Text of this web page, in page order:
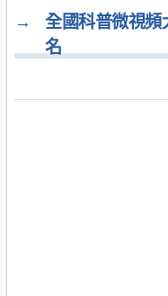
→
全國科普微視頻
名